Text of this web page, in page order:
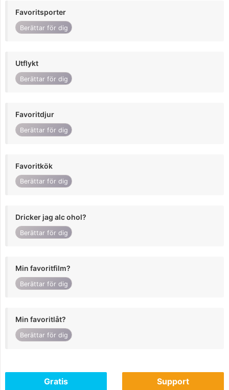
Favoritsporter
Berättar för dig
Utflykt
Berättar för dig
Favoritdjur
Berättar för dig
Favoritkök
Berättar för dig
Dricker jag alc ohol?
Berättar för dig
Min favoritfilm?
Berättar för dig
Min favoritlåt?
Berättar för dig
Gratis Support